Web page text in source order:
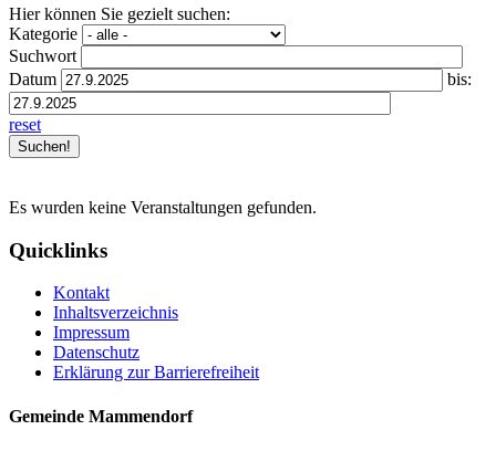
Hier können Sie gezielt suchen:
Kategorie
Suchwort
Datum
bis:
reset
Es wurden keine Veranstaltungen gefunden.
Quicklinks
Kontakt
Inhaltsverzeichnis
Impressum
Datenschutz
Erklärung zur Barrierefreiheit
Gemeinde Mammendorf